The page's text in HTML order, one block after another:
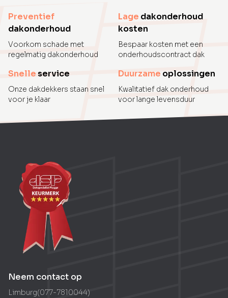
Preventief
dakonderhoud
Voorkom schade met
regelmatig dakonderhoud
Lage dakonderhoud
kosten
Bespaar kosten met een
onderhoudscontract dak
Snelle service
Onze dakdekkers staan snel
voor je klaar
Duurzame oplossingen
Kwalitatief dak onderhoud
voor lange levensduur
Neem contact op
Limburg(077-7810044)